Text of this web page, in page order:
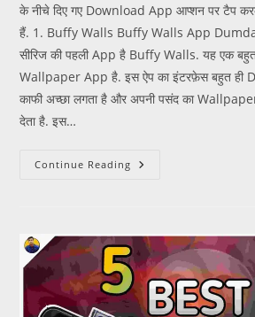
के नीचे दिए गए Download App आप्शन पर टैप
हैं. 1. Buffy Walls Buffy Walls App
सीरिज की पहली App है Buffy Walls. यह एक बहुत
Wallpaper App है. इस ऐप का इंटरफ़ेस बहुत ही
काफी अच्छा लगता है और अपनी पसंद का
देता है. इस…
Continue Reading